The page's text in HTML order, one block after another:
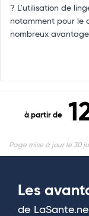
? L'utilisation de
notamment pour le
nombreux
à partir de
Page mise à jour le 30
Les
de